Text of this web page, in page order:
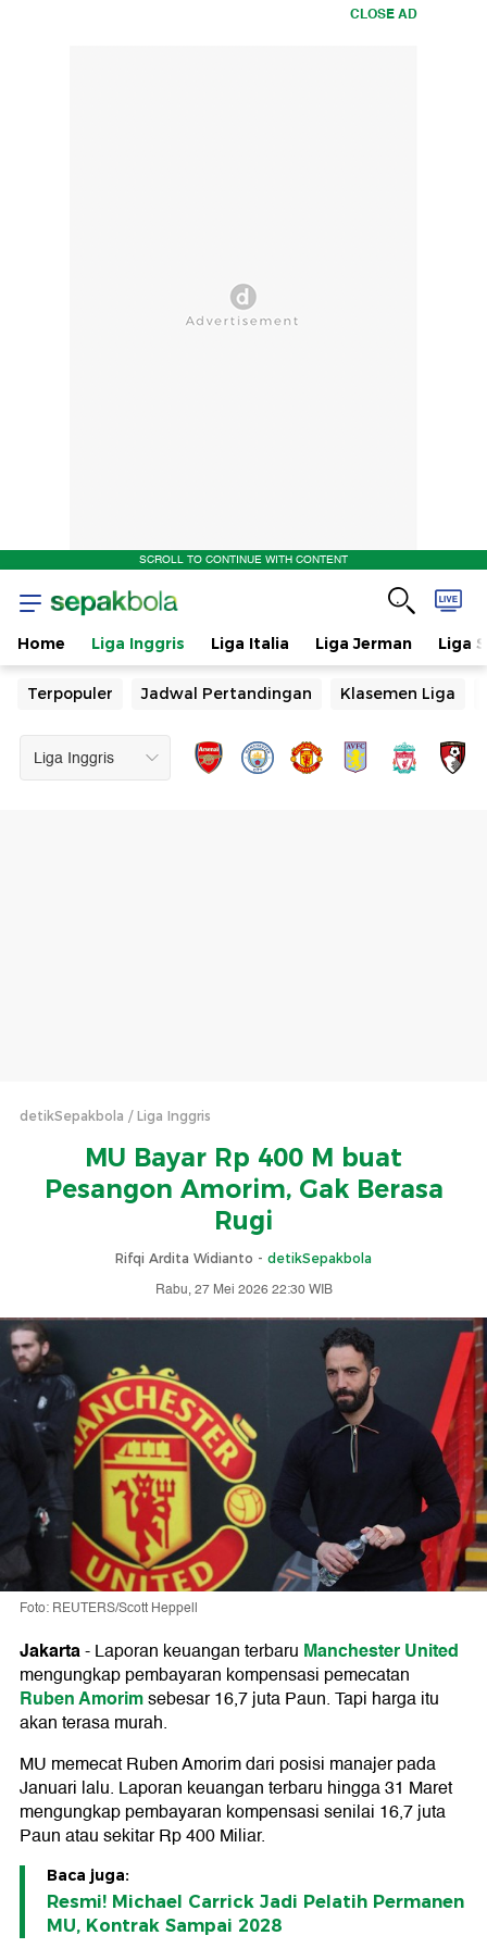
CLOSE AD
SCROLL TO CONTINUE WITH CONTENT
Home Liga Inggris Liga Italia Liga Jerman Liga
Terpopuler Jadwal Pertandingan Klasemen Liga
detikSepakbola Liga Inggris
MU Bayar Rp 400 M buat
Pesangon Amorim, Gak Berasa
Rugi
Rifqi Ardita Widianto - detikSepakbola
Rabu, 27 Mei 2026 22:30 WIB
Foto: REUTERS/Scott Heppell
Jakarta-Laporan keuangan terbaru Manchester United
mengungkap pembayaran kompensasi pemecatan
Ruben Amorimsebesar 16,7 juta Paun. Tapi harga itu
akan terasa murah.
MU memecat Ruben Amorim dari posisi manajer pada
Januari lalu. Laporan keuangan terbaru hingga 31 Maret
mengungkap pembayaran kompensasi senilai 16,7 juta
Paun atau sekitar Rp 400 Miliar.
Baca juga:
Resmi! Michael Carrick Jadi Pelatih Permanen
MU, Kontrak Sampai 2028